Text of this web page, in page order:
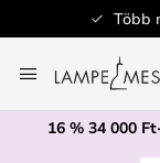
Több
a
tartalomhoz
16 % 34 000